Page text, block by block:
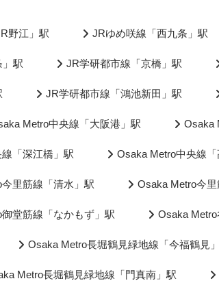
野江」駅 JRゆめ咲線「西九条」駅
駅 JR学研都市線「京橋」駅
JR学研都市線「鴻池新田」駅
Metro中央線「大阪港」駅 Osaka
「深江橋」駅 Osaka Metro中央線
里筋線「清水」駅 Osaka Metro今
堂筋線「なかもず」駅 Osaka
Osaka Metro長堀鶴見緑地線「今福鶴見
Metro長堀鶴見緑地線「門真南」駅